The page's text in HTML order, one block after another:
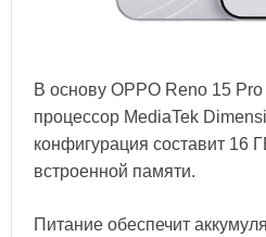
В основу OPPO Reno 15
процессор MediaTek
конфигурация составит 16
встроенной памяти.
Питание обеспечит